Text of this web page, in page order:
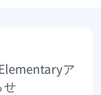
個人情報保護方針 ア
せ